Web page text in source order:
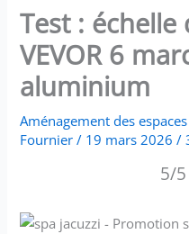
Test :
VEVOR 6
aluminium
Aménagement des
Fournier/ 19 mars 2026/
5/